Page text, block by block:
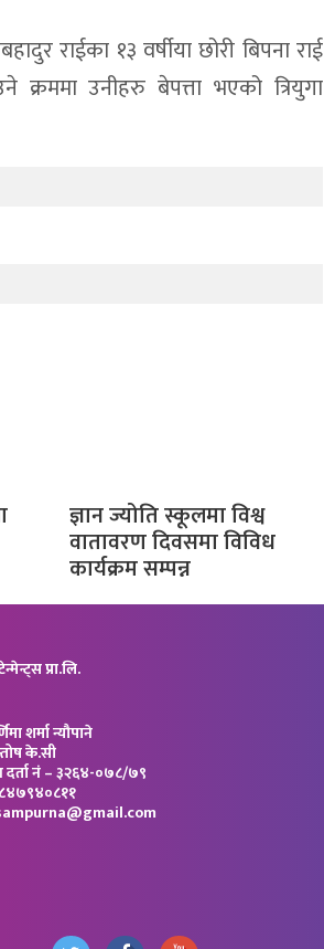
राईका १३ वर्षीया छोरी बिपना राई
उनीहरु बेपत्ता भएको त्रियुगा
ज्ञान ज्योति स्कूलमा विश्व
वातावरण दिवसमा विविध
कार्यक्रम सम्पन्न
प्रा.लि.
शर्मा न्यौपाने
के.सी
नं – ३२६४-०७८/७९